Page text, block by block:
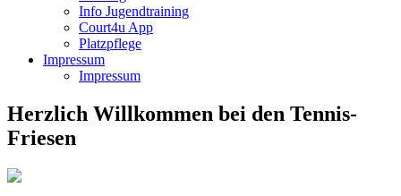
Info Jugendtraining
Court4u App
Platzpflege
Impressum
Impressum
Herzlich Willkommen bei den Tennis-
Friesen